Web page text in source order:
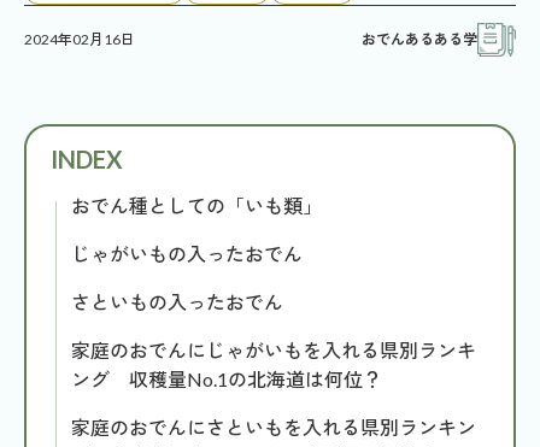
2024年02月16日 おでんあるある学
おでん種としての「いも類」
じゃがいもの入ったおでん
さといもの入ったおでん
家庭のおでんにじゃがいもを入れる県別ランキ
ング 収穫量No.1の北海道は何位？
家庭のおでんにさといもを入れる県別ランキン